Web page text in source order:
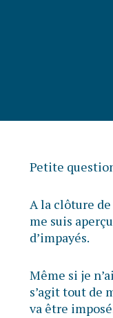
Petite
A la clôture
me suis
d’impayés.
Même si je
s’agit tout de
va être